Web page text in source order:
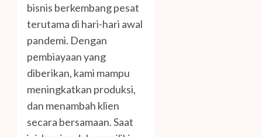
bisnis berkembang pesat
terutama di hari-hari awal
pandemi. Dengan
pembiayaan yang
diberikan, kami mampu
meningkatkan produksi,
dan menambah klien
secara bersamaan. Saat